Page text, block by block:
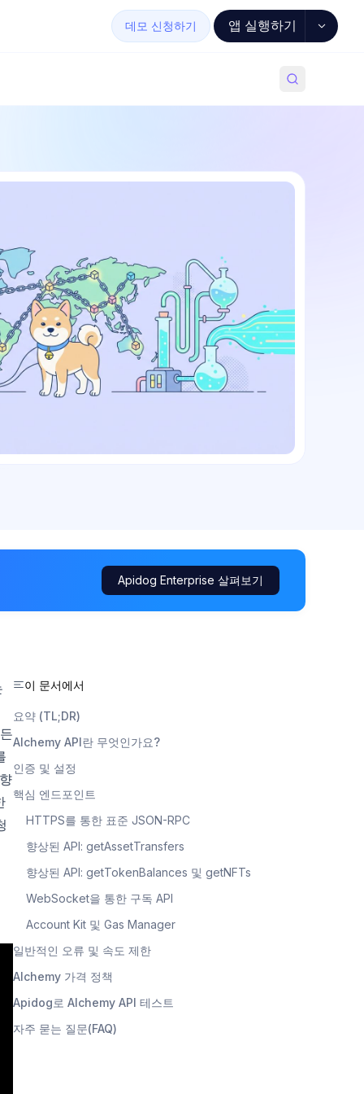
데모 신청하기 앱 실행하기
Apidog Enterprise 살펴보기
이 문서에서
요약 (TL;DR)
Alchemy API란 무엇인가요?
인증 및 설정
핵심 엔드포인트
HTTPS를 통한 표준 JSON-RPC
향상된 API: getAssetTransfers
향상된 API: getTokenBalances 및 getNFTs
WebSocket을 통한 구독 API
Account Kit 및 Gas Manager
일반적인 오류 및 속도 제한
Alchemy 가격 정책
Apidog로 Alchemy API 테스트
자주 묻는 질문(FAQ)